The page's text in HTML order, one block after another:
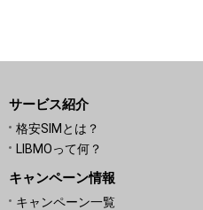
サービス紹介
格安SIMとは？
LIBMOって何？
キャンペーン情報
キャンペーン一覧